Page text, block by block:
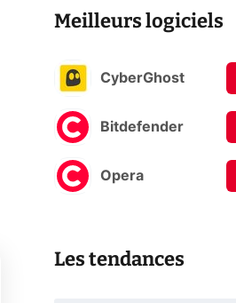
Meilleurs logiciels
CyberGhost
Bitdefender
Opera
Les tendances